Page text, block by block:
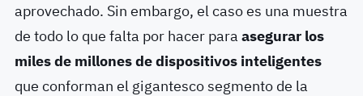
aprovechado. Sin embargo, el caso es una muestra
de todo lo que falta por hacer para asegurar los
miles de millones de dispositivos inteligentes
que conforman el gigantesco segmento de la